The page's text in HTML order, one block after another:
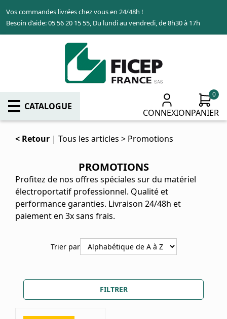
au
Vos commandes livrées chez vous en 24/48h !
Besoin d’aide: 05 56 20 15 55, Du lundi au vendredi, de 8h30 à 17h
CATALOGUE
CONNEXION
0
PANIER
Retour Tous les articles Promotions
PROMOTIONS
Profitez de nos offres spéciales sur du matériel
électroportatif professionnel. Qualité et
performance garanties. Livraison 24/48h et
paiement en 3x sans frais.
Trier par
FILTRER